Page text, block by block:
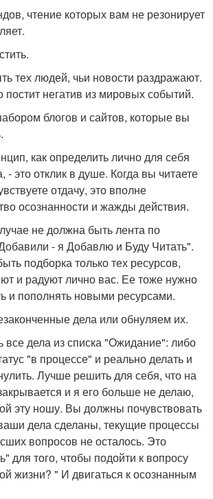
чтение которых вам не резонирует
тех людей, чьи новости раздражают.
постит негатив из мировых событий.
блогов и сайтов, которые вы
как определить лично для себя
- это отклик в душе. Когда вы читаете
отдачу, это вполне
осознанности и жажды действия.
не должна быть лента по
- я Добавлю и Буду Читать".
подборка только тех ресурсов,
и радуют лично вас. Ее тоже нужно
и пополнять новыми ресурсами.
дела или обнуляем их.
дела из списка "Ожидание": либо
"в процессе" и реально делать и
Лучше решить для себя, что на
и я его больше не делаю,
эту ношу. Вы должны почувствовать
дела сделаны, текущие процессы
вопросов не осталось. Это
для того, чтобы подойти к вопросу
жизни? " И двигаться к осознанным